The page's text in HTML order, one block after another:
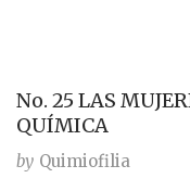
No. 25 LAS
QUÍMICA
by Quimiofilia